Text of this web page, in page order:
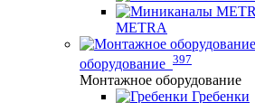
METRA
оборудование 397
Монтажное оборудование
Гребенки